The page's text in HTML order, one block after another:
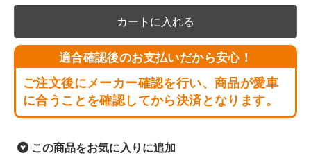
カートに入れる
適合確認後のお支払いだから安心！
ご注文後にメーカー確認を行い、商品が愛車
に合うことを確認してから決済となります。
この商品をお気に入りに追加